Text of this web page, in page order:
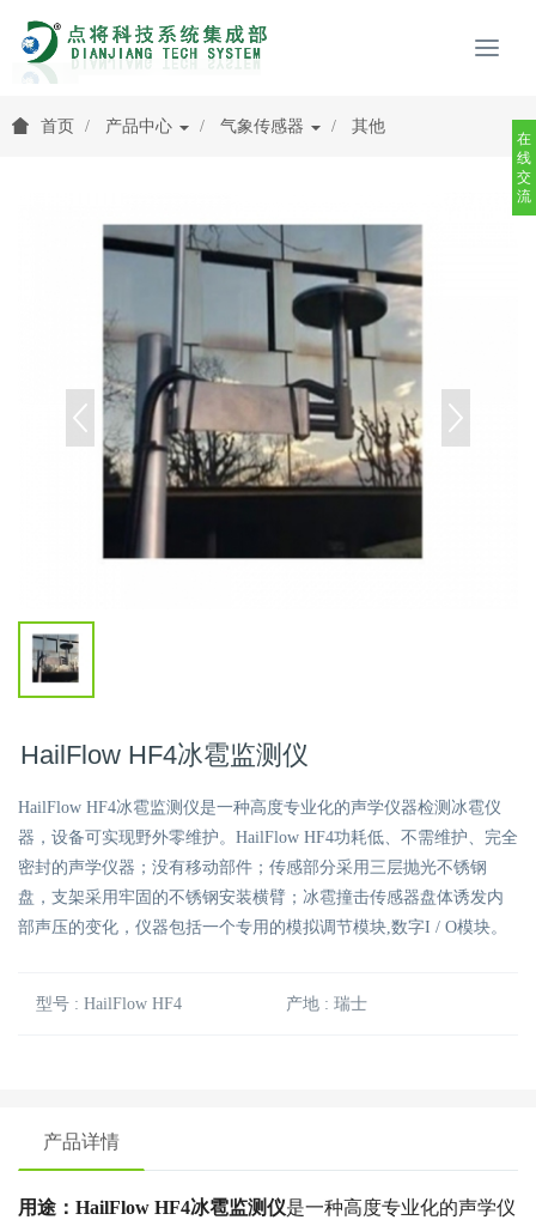
首页 产品中心 气象传感器 其他
HailFlow HF4冰雹监测仪
HailFlow HF4冰雹监测仪是一种高度专业化的声学仪器检测冰雹仪
器，设备可实现野外零维护。HailFlow HF4功耗低、不需维护、完全
密封的声学仪器；没有移动部件；传感部分采用三层抛光不锈钢
盘，支架采用牢固的不锈钢安装横臂；冰雹撞击传感器盘体诱发内
部声压的变化，仪器包括一个专用的模拟调节模块,数字I / O模块。
型号 : HailFlow HF4 产地 : 瑞士
产品详情
用途：HailFlow HF4冰雹监测仪是一种高度专业化的声学仪
在
线
交
流